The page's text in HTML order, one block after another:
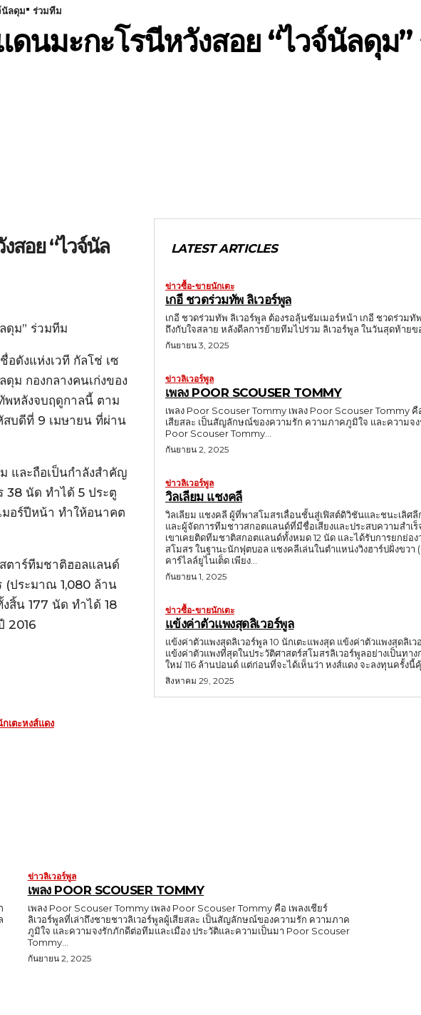
นัลดุม" ร่วมทีม
ดนมะกะโรนีหวังสอย “ไวจ์นัลดุม
สอย “ไวจ์นัล
ดุม” ร่วมทีม
ดังแห่งเวที กัลโช่ เซ
ม กองกลางคนเก่งของ
พหลังจบฤดูกาลนี้ ตาม
สบดีที่ 9 เมษายน ที่ผ่าน
และถือเป็นกำลังสำคัญ
38 นัด ทำได้ 5 ประตู
อร์ปีหน้า ทำให้อนาคต
ตาร์ทีมชาติฮอลแลนด์
(ประมาณ 1,080 ล้าน
สิ้น 177 นัด ทำได้ 18
2016
เตะหงส์แดง
LATEST ARTICLES
ข่าวซื้อ-ขายนักเตะ
เกอี ชวดร่วมทัพ ลิเวอร์พูล
เกอี ชวดร่วมทัพ ลิเวอร์พูล ต้องรอลุ้นซัมเมอร์หน้า เกอี ชวดร่วมทั
ถึงกับใจสลาย หลังดีลการย้ายทีมไปร่วม ลิเวอร์พูล ในวันสุดท้ายขอ
กันยายน 3, 2025
ข่าวลิเวอร์พูล
เพลง POOR SCOUSER TOMMY
เพลง Poor Scouser Tommy เพลง Poor Scouser Tommy คื
เสียสละ เป็นสัญลักษณ์ของความรัก ความภาคภูมิใจ และความจ
Poor Scouser Tommy...
กันยายน 2, 2025
ข่าวลิเวอร์พูล
วิลเลียม แชงคลี
วิลเลียม แชงคลี ผู้ที่พาสโมสรเลื่อนชั้นสู่เฟิสต์ดิวิชันและชนะเลิศ
และผู้จัดการทีมชาวสกอตแลนด์ที่มีชื่อเสียงและประสบความสำเ
เขาเคยติดทีมชาติสกอตแลนด์ทั้งหมด 12 นัด และได้รับการยกย่
สโมสร ในฐานะนักฟุตบอล แชงคลีเล่นในตำแหน่งวิงฮาร์ปฝั่งขวา (ตำแหน่งที่ปัจจุบันไม่มีแล้ว) เริ่มต้นกับ สโมสร
คาร์ไลล์ยูไนเต็ด เพียง...
กันยายน 1, 2025
ข่าวซื้อ-ขายนักเตะ
แข้งค่าตัวแพงสุดลิเวอร์พูล
แข้งค่าตัวแพงสุดลิเวอร์พูล 10 นักเตะแพงสุด แข้งค่าตัวแพงสุดลิเ
แข้งค่าตัวแพงที่สุดในประวัติศาสตร์สโมสรลิเวอร์พูลอย่างเป็นทาง
ใหม่ 116 ล้านปอนด์ แต่ก่อนที่จะได้เห็นว่า หงส์แดง จะลงทุนค
สิงหาคม 29, 2025
ข่าวลิเวอร์พูล
เพลง POOR SCOUSER TOMMY
เพลง Poor Scouser Tommy เพลง Poor Scouser Tommy คือ เพลงเชียร์
ลิเวอร์พูลที่เล่าถึงชายชาวลิเวอร์พูลผู้เสียสละ เป็นสัญลักษณ์ของความรัก ความภาค
ภูมิใจ และความจงรักภักดีต่อทีมและเมือง ประวัติและความเป็นมา Poor Scouser
Tommy...
กันยายน 2, 2025